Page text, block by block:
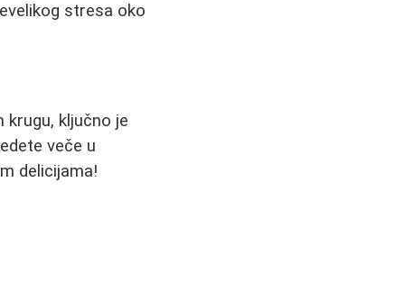
stresa oko
krugu, ključno je
veče u
delicijama!